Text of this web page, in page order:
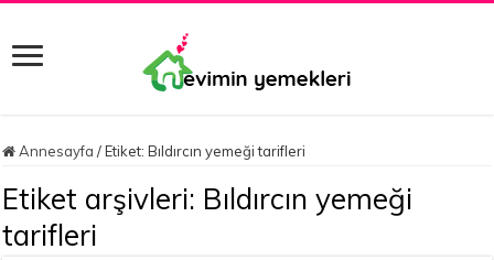
Annesayfa / Etiket:Bıldırcın yemeği tarifleri
Etiket arşivleri: Bıldırcın yemeği
tarifleri